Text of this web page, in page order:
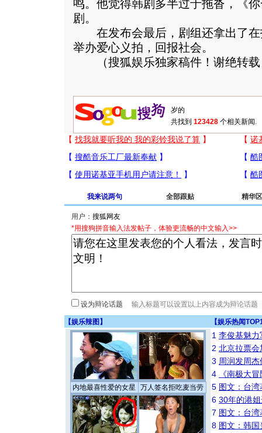
鸣。他觉得韩剧多半过于拖沓，《
剧。
在发布会最后，剧组还拿出了在
举办爱心义拍，回报社会。
（搜狐娱乐独家稿件！谢绝转载
共找到 123428 个相关新闻.
我来说两句 全部跟贴 精华区
用户：
*用搜狗拼音输入法发帖子，体验更流畅的中文输入>>
设为辩论话题
【娱乐辣图 】 【娱乐热闻
内地最喜性爱的女星 万人签名拒吃麦当劳
1 李俊基魅力
2 北京拉票
3 周润发周
4
《南极大
5 图文：台
6 30年的港
7 图文：台
8 图文：韩